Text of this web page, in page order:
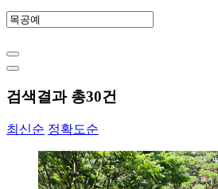
검색결과 총30건
최신순 정확도순